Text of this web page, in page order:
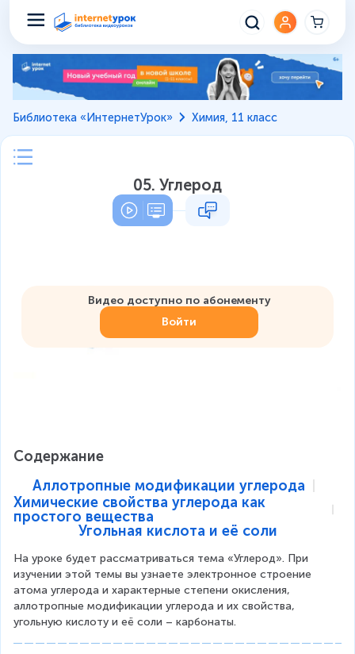
Библиотека «ИнтернетУрок» Химия, 11 класс
05. Углерод
Видео доступно по абонементу
Войти
Содержание
Аллотропные модификации углерода
Химические свойства углерода как
простого вещества
Угольная кислота и её соли
На уроке будет рассматриваться тема «Углерод». При
изучении этой темы вы узнаете электронное строение
атома углерода и характерные степени окисления,
аллотропные модификации углерода и их свойства,
угольную кислоту и её соли – карбонаты.